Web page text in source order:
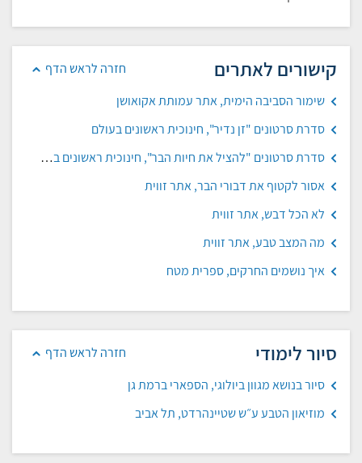
חזרה לראש הדף קישורים לאתרים
שימור הסביבה הימית, אתר עמותת אקואושן
סדרת סרטונים "זן נדיר", חינוכית ראשונים בעולם
סדרת סרטונים "להציל את חיות הבר", חינוכית ראשונים בעולם
אסור לקטוף את דבורי הבר, אתר זווית
לא הכל דבש, אתר זווית
מה המצב טבע, אתר זווית
איך נושמים החרקים, ספרית מטח
חזרה לראש הדף סיור לימודי
סיור בנושא מגוון ביולוגי, הספארי ברמת גן
מוזיאון הטבע ע״ש שטיינהרדט, תל אביב